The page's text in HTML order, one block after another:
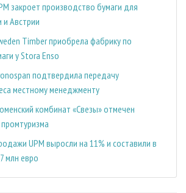
закроет производство бумаги для
и Австрии
Timber приобрела фабрику по
у Stora Enso
подтвердила передачу
местному менеджменту
комбинат «Свезы» отмечен
UPM выросли на 11% и составили в
млн евро